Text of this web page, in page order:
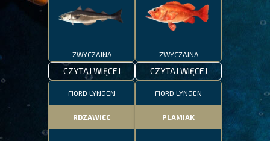
ZWYCZAJNA
CZYTAJ WIĘCEJ
ZWYCZAJNA
CZYTAJ WIĘCEJ
FIORD LYNGEN
RDZAWIEC
FIORD LYNGEN
PLAMIAK